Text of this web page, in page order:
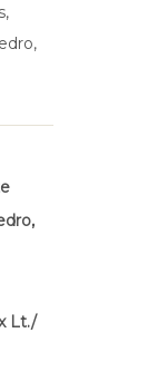
Lt./